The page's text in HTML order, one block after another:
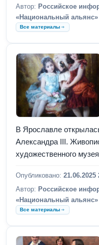
Автор: Российское
«Национальный альянс»
Все материалы
В Ярославле
Александра III.
художественного
Опубликовано: 21.06.2025
Автор: Российское
«Национальный альянс»
Все материалы